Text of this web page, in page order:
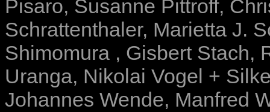
Pisaro, Susanne Pittroff,
Schrattenthaler, Marietta J.
Shimomura , Gisbert Stach,
Uranga, Nikolai Vogel +
Johannes Wende, Manfred